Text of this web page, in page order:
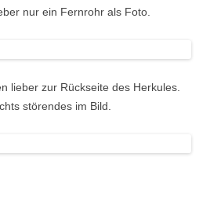
nur ein Fernrohr als Foto.
lieber zur Rückseite des Herkules.
störendes im Bild.